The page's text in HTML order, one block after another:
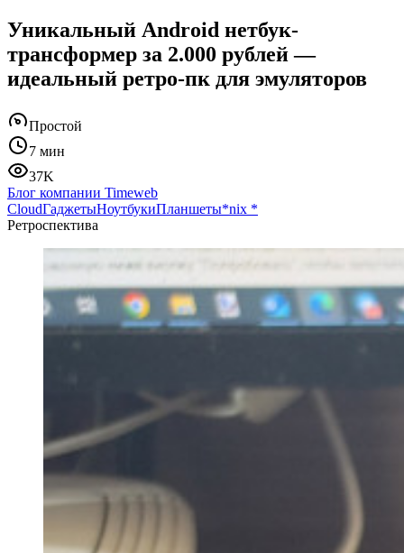
Уникальный Android нетбук-
трансформер за 2.000 рублей —
идеальный ретро-пк для эмуляторов
Простой
7 мин
37K
Блог компании Timeweb
CloudГаджетыНоутбукиПланшеты*nix *
Ретроспектива